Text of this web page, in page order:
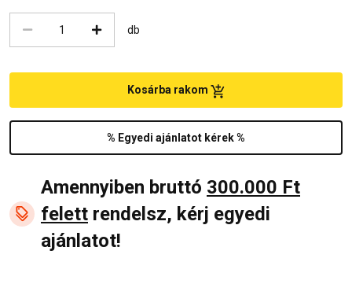
db
% Egyedi ajánlatot kérek %
Kosárba rakom
Amennyiben bruttó 300.000 Ft
felett rendelsz, kérj egyedi
ajánlatot!